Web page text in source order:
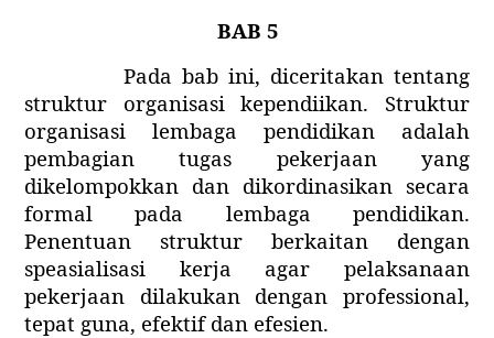
BAB 5
Pada bab ini, diceritakan tentang
struktur organisasi kependiikan. Struktur
organisasi lembaga pendidikan adalah
pembagian tugas pekerjaan yang
dikelompokkan dan dikordinasikan secara
formal pada lembaga pendidikan.
Penentuan struktur berkaitan dengan
speasialisasi kerja agar pelaksanaan
pekerjaan dilakukan dengan professional,
tepat guna, efektif dan efesien.